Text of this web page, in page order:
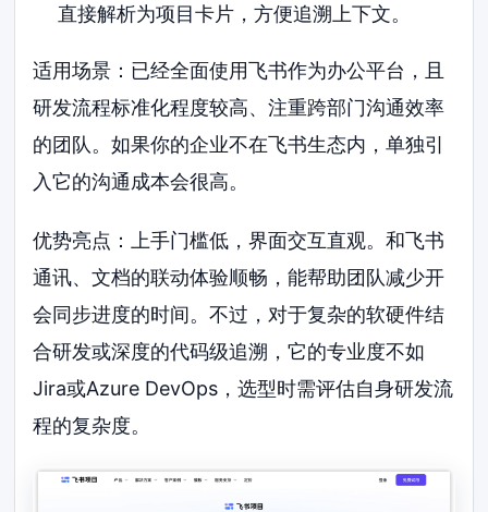
直接解析为项目卡片，方便追溯上下文。
适用场景：已经全面使用飞书作为办公平台，且
研发流程标准化程度较高、注重跨部门沟通效率
的团队。如果你的企业不在飞书生态内，单独引
入它的沟通成本会很高。
优势亮点：上手门槛低，界面交互直观。和飞书
通讯、文档的联动体验顺畅，能帮助团队减少开
会同步进度的时间。不过，对于复杂的软硬件结
合研发或深度的代码级追溯，它的专业度不如
Jira或Azure DevOps，选型时需评估自身研发流
程的复杂度。